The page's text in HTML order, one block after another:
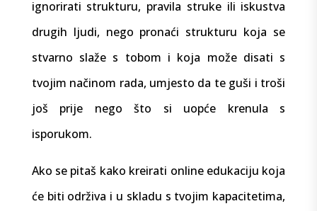
ignorirati strukturu, pravila struke ili iskustva
drugih ljudi, nego pronaći strukturu koja se
stvarno slaže s tobom i koja može disati s
tvojim načinom rada, umjesto da te guši i troši
još prije nego što si uopće krenula s
isporukom.
Ako se pitaš kako kreirati online edukaciju koja
će biti održiva i u skladu s tvojim kapacitetima,